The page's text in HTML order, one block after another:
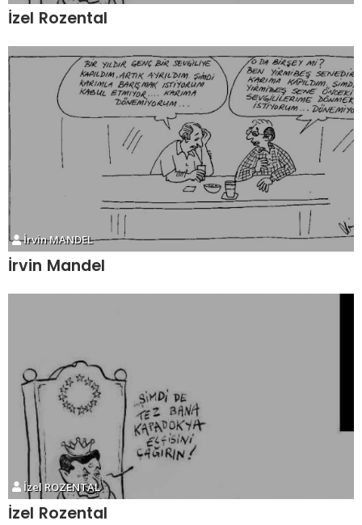
İzel Rozental
İrvin MANDEL
İrvin Mandel
İzel ROZENTAL
İzel Rozental